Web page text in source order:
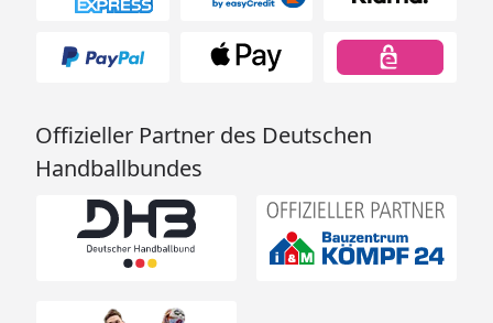
Offizieller Partner des Deutschen
Handballbundes